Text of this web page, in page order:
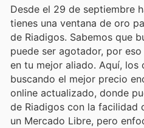
Desde el 29 de septiembre
tienes una ventana de oro
de Riadigos. Sabemos que
puede ser agotador, por
en tu mejor aliado. Aquí,
buscando el mejor precio
online actualizado, donde
de Riadigos con la facilidad
un Mercado Libre, pero